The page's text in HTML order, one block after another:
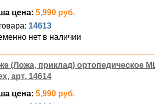
цена: 5,990 руб.
14613
нет в наличии
(Ложа, приклад) ортопедическое
арт. 14614
цена: 5,990 руб.